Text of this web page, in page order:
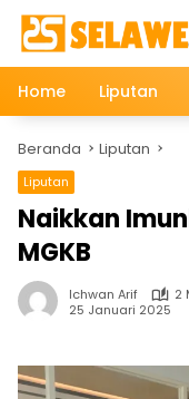
Langsung
konten
Home
Liputan
Beranda Liputan
Liputan
Naikkan
MGKB
Ichwan Arif
2
25 Januari 2025